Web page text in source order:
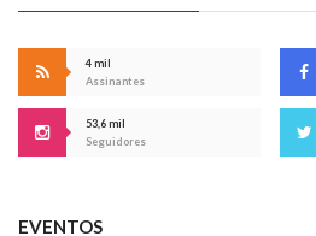
4 mil
Assinantes
53,6 mil
Seguidores
EVENTOS